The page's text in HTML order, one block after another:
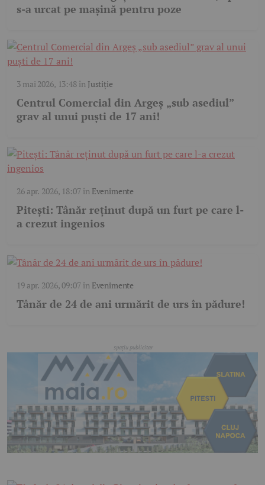
s-a urcat pe mașină pentru poze
3 mai 2026, 13:48în Justiție
Centrul Comercial din Argeș „sub asediul”
grav al unui puști de 17 ani!
26 apr. 2026, 18:07în Evenimente
Pitești: Tânăr reținut după un furt pe care l-
a crezut ingenios
19 apr. 2026, 09:07în Evenimente
Tânăr de 24 de ani urmărit de urs în pădure!